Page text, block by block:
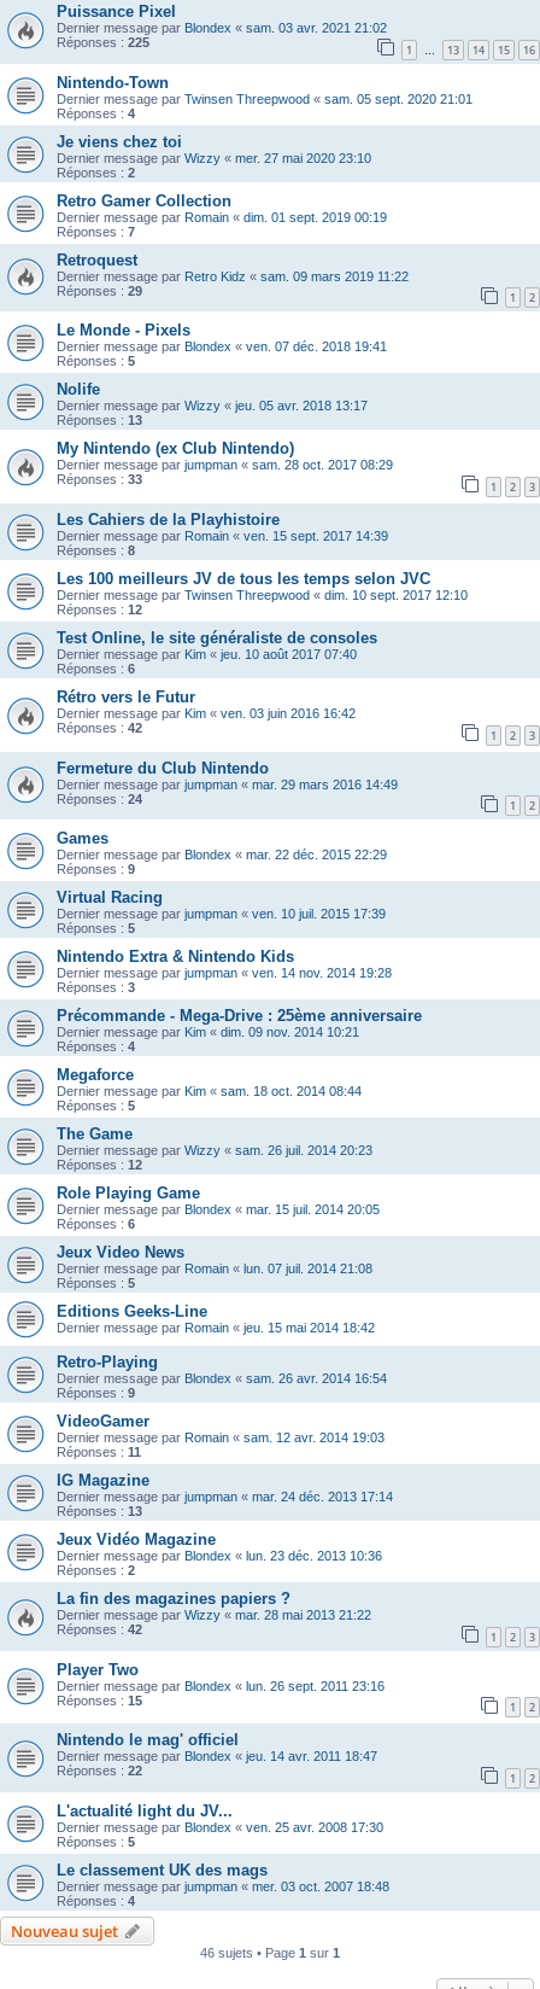
Puissance Pixel
Dernier message par Blondex « sam. 03 avr. 2021 21:02
Réponses : 225 1 … 13 14 15 16
Nintendo-Town
Dernier message par Twinsen Threepwood « sam. 05 sept. 2020 21:01
Réponses : 4
Je viens chez toi
Dernier message par Wizzy « mer. 27 mai 2020 23:10
Réponses : 2
Retro Gamer Collection
Dernier message par Romain « dim. 01 sept. 2019 00:19
Réponses : 7
Retroquest
Dernier message par Retro Kidz « sam. 09 mars 2019 11:22
Réponses : 29 1 2
Le Monde - Pixels
Dernier message par Blondex « ven. 07 déc. 2018 19:41
Réponses : 5
Nolife
Dernier message par Wizzy « jeu. 05 avr. 2018 13:17
Réponses : 13
My Nintendo (ex Club Nintendo)
Dernier message par jumpman « sam. 28 oct. 2017 08:29
Réponses : 33 1 2 3
Les Cahiers de la Playhistoire
Dernier message par Romain « ven. 15 sept. 2017 14:39
Réponses : 8
Les 100 meilleurs JV de tous les temps selon JVC
Dernier message par Twinsen Threepwood « dim. 10 sept. 2017 12:10
Réponses : 12
Test Online, le site généraliste de consoles
Dernier message par Kim « jeu. 10 août 2017 07:40
Réponses : 6
Rétro vers le Futur
Dernier message par Kim « ven. 03 juin 2016 16:42
Réponses : 42 1 2 3
Fermeture du Club Nintendo
Dernier message par jumpman « mar. 29 mars 2016 14:49
Réponses : 24 1 2
Games
Dernier message par Blondex « mar. 22 déc. 2015 22:29
Réponses : 9
Virtual Racing
Dernier message par jumpman « ven. 10 juil. 2015 17:39
Réponses : 5
Nintendo Extra & Nintendo Kids
Dernier message par jumpman « ven. 14 nov. 2014 19:28
Réponses : 3
Précommande - Mega-Drive : 25ème anniversaire
Dernier message par Kim « dim. 09 nov. 2014 10:21
Réponses : 4
Megaforce
Dernier message par Kim « sam. 18 oct. 2014 08:44
Réponses : 5
The Game
Dernier message par Wizzy « sam. 26 juil. 2014 20:23
Réponses : 12
Role Playing Game
Dernier message par Blondex « mar. 15 juil. 2014 20:05
Réponses : 6
Jeux Video News
Dernier message par Romain « lun. 07 juil. 2014 21:08
Réponses : 5
Editions Geeks-Line
Dernier message par Romain « jeu. 15 mai 2014 18:42
Retro-Playing
Dernier message par Blondex « sam. 26 avr. 2014 16:54
Réponses : 9
VideoGamer
Dernier message par Romain « sam. 12 avr. 2014 19:03
Réponses : 11
IG Magazine
Dernier message par jumpman « mar. 24 déc. 2013 17:14
Réponses : 13
Jeux Vidéo Magazine
Dernier message par Blondex « lun. 23 déc. 2013 10:36
Réponses : 2
La fin des magazines papiers ?
Dernier message par Wizzy « mar. 28 mai 2013 21:22
Réponses : 42 1 2 3
Player Two
Dernier message par Blondex « lun. 26 sept. 2011 23:16
Réponses : 15 1 2
Nintendo le mag' officiel
Dernier message par Blondex « jeu. 14 avr. 2011 18:47
Réponses : 22 1 2
L'actualité light du JV...
Dernier message par Blondex « ven. 25 avr. 2008 17:30
Réponses : 5
Le classement UK des mags
Dernier message par jumpman « mer. 03 oct. 2007 18:48
Réponses : 4
Nouveau sujet
46 sujets • Page 1 sur 1